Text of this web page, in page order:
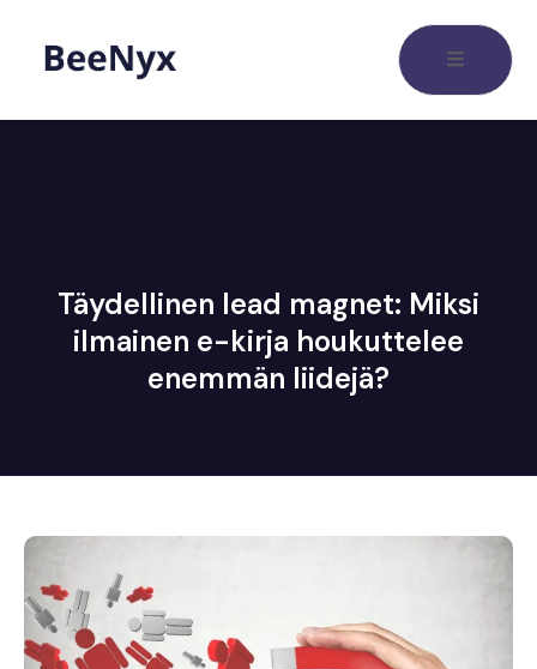
Täydellinen lead magnet: Miksi
ilmainen e-kirja houkuttelee
enemmän liidejä?